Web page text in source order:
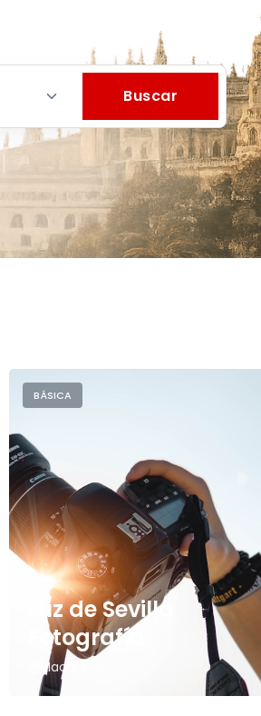
Buscar
BÁSICA
Luz de Sevilla
Fotografía
Macarena